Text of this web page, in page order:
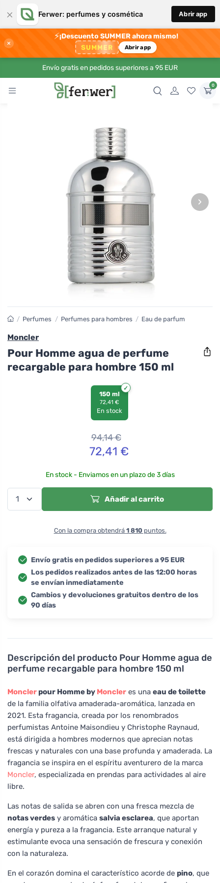
× Ferwer: perfumes y cosmética Abrir app
×
⚡¡Descuento SUMMER ahora mismo!
SUMMER Abrir app
Envío gratis en pedidos superiores a 95 EUR
0
›
Descripción del producto Pour Homme agua de
perfume recargable para hombre 150 ml
Moncler pour Homme by Moncler es una eau de toilette
de la familia olfativa amaderada-aromática, lanzada en
2021. Esta fragancia, creada por los renombrados
perfumistas Antoine Maisondieu y Christophe Raynaud,
está dirigida a hombres modernos que aprecian notas
frescas y naturales con una base profunda y amaderada. La
fragancia se inspira en el espíritu aventurero de la marca
Moncler, especializada en prendas para actividades al aire
libre.
Las notas de salida se abren con una fresca mezcla de
notas verdes y aromática salvia esclarea, que aportan
energía y pureza a la fragancia. Este arranque natural y
estimulante evoca una sensación de frescura y conexión
con la naturaleza.
En el corazón domina el característico acorde de pino, que
/ Perfumes / Perfumes para hombres / Eau de parfum
Moncler
Pour Homme agua de perfume
recargable para hombre 150 ml
150 ml
72,41 €
En stock
94,14€
72,41 €
En stock - Enviamos en un plazo de 3 días
Añadir al carrito
Con la compra obtendrá 1 810puntos.
Envío gratis en pedidos superiores a 95 EUR
Los pedidos realizados antes de las 12:00 horas
se envían inmediatamente
Cambios y devoluciones gratuitos dentro de los
90 días